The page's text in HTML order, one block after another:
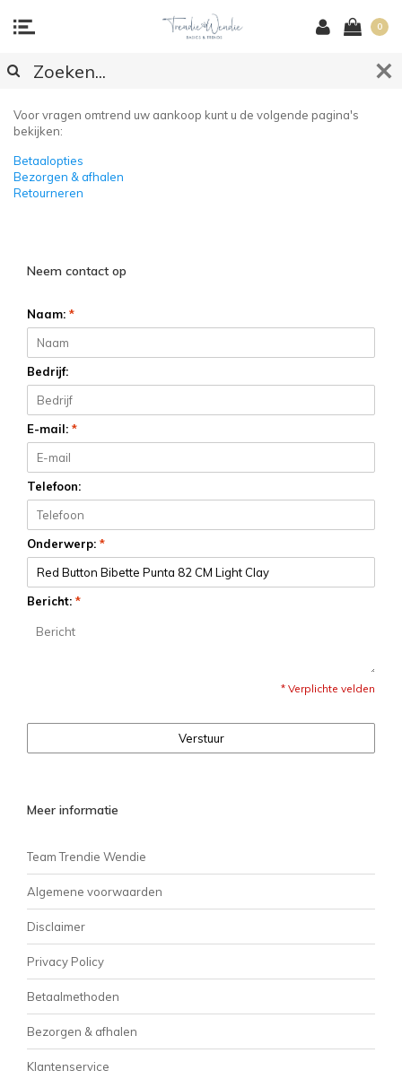
0
KLANTENSERVICE
Voor vragen omtrend uw aankoop kunt u de volgende pagina's
bekijken:
Betaalopties
Bezorgen & afhalen
Retourneren
Neem contact op
Naam: *
Bedrijf:
E-mail: *
Telefoon:
Onderwerp: *
Bericht: *
* Verplichte velden
Verstuur
Meer informatie
Team Trendie Wendie
Algemene voorwaarden
Disclaimer
Privacy Policy
Betaalmethoden
Bezorgen & afhalen
Klantenservice